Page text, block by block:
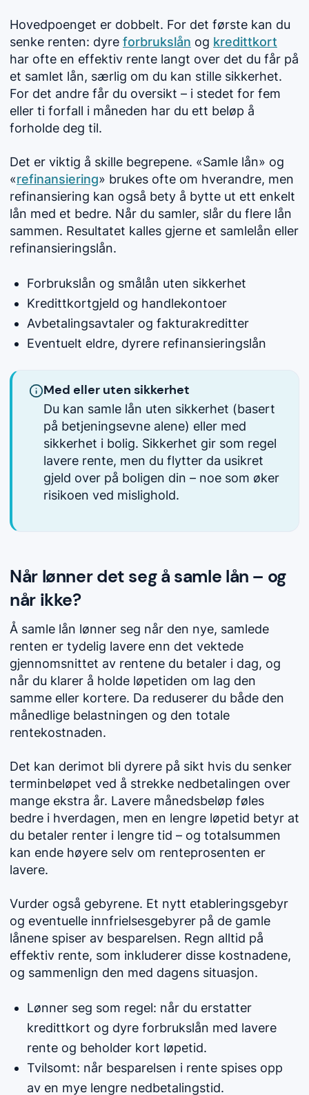
Hovedpoenget er dobbelt. For det første kan du
senke renten: dyre forbrukslån og kredittkort
har ofte en effektiv rente langt over det du får på
et samlet lån, særlig om du kan stille sikkerhet.
For det andre får du oversikt – i stedet for fem
eller ti forfall i måneden har du ett beløp å
forholde deg til.
Det er viktig å skille begrepene. «Samle lån» og
«refinansiering» brukes ofte om hverandre, men
refinansiering kan også bety å bytte ut ett enkelt
lån med et bedre. Når du samler, slår du flere lån
sammen. Resultatet kalles gjerne et samlelån eller
refinansieringslån.
Forbrukslån og smålån uten sikkerhet
Kredittkortgjeld og handlekontoer
Avbetalingsavtaler og fakturakreditter
Eventuelt eldre, dyrere refinansieringslån
Med eller uten sikkerhet
Du kan samle lån uten sikkerhet (basert
på betjeningsevne alene) eller med
sikkerhet i bolig. Sikkerhet gir som regel
lavere rente, men du flytter da usikret
gjeld over på boligen din – noe som øker
risikoen ved mislighold.
Når lønner det seg å samle lån – og
når ikke?
Å samle lån lønner seg når den nye, samlede
renten er tydelig lavere enn det vektede
gjennomsnittet av rentene du betaler i dag, og
når du klarer å holde løpetiden om lag den
samme eller kortere. Da reduserer du både den
månedlige belastningen og den totale
rentekostnaden.
Det kan derimot bli dyrere på sikt hvis du senker
terminbeløpet ved å strekke nedbetalingen over
mange ekstra år. Lavere månedsbeløp føles
bedre i hverdagen, men en lengre løpetid betyr at
du betaler renter i lengre tid – og totalsummen
kan ende høyere selv om renteprosenten er
lavere.
Vurder også gebyrene. Et nytt etableringsgebyr
og eventuelle innfrielsesgebyrer på de gamle
lånene spiser av besparelsen. Regn alltid på
effektiv rente, som inkluderer disse kostnadene,
og sammenlign den med dagens situasjon.
Lønner seg som regel: når du erstatter
kredittkort og dyre forbrukslån med lavere
rente og beholder kort løpetid.
Tvilsomt: når besparelsen i rente spises opp
av en mye lengre nedbetalingstid.